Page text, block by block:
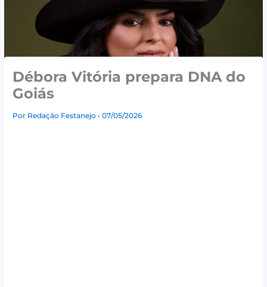
Débora Vitória prepara DNA do
Goiás
Por Redação Festanejo• 07/05/2026